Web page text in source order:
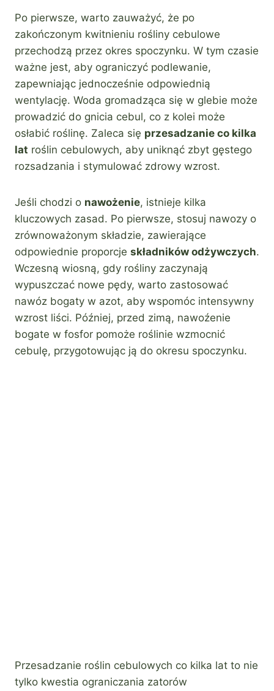
Po pierwsze, warto zauważyć, że po
zakończonym kwitnieniu rośliny cebulowe
przechodzą przez okres spoczynku. W tym czasie
ważne jest, aby ograniczyć podlewanie,
zapewniając jednocześnie odpowiednią
wentylację. Woda gromadząca się w glebie może
prowadzić do gnicia cebul, co z kolei może
osłabić roślinę. Zaleca się przesadzanie co kilka
lat roślin cebulowych, aby uniknąć zbyt gęstego
rozsadzania i stymulować zdrowy wzrost.
Jeśli chodzi o nawożenie, istnieje kilka
kluczowych zasad. Po pierwsze, stosuj nawozy o
zrównoważonym składzie, zawierające
odpowiednie proporcje składników odżywczych.
Wczesną wiosną, gdy rośliny zaczynają
wypuszczać nowe pędy, warto zastosować
nawóz bogaty w azot, aby wspomóc intensywny
wzrost liści. Później, przed zimą, nawoźenie
bogate w fosfor pomoże roślinie wzmocnić
cebulę, przygotowując ją do okresu spoczynku.
Przesadzanie roślin cebulowych co kilka lat to nie
tylko kwestia ograniczania zatorów